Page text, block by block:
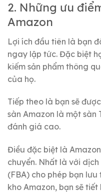
2. Những ưu
Amazon
Lợi ích đầu tiên là bạn
ngay lập tức. Đặc biệt
kiếm sản phẩm thông
của họ.
Tiếp theo là bạn sẽ
sàn Amazon là một sàn
đánh giá cao.
Điều đặc biệt là
chuyển. Nhất là với
(FBA) cho phép bạn
kho Amazon, bạn sẽ